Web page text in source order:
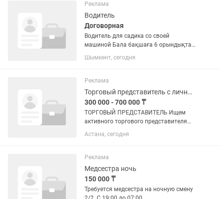
Реклама
Водитель
Договорная
Водитель для садика со своей
машиной Бала бақшаға 6 орындықтан
көп өз автокөлігі бар жүргізуші қажет
Шымкент, сегодня
Реклама
Торговый представитель с личным автомобилем
300 000 - 700 000 ₸
ТОРГОВЫЙ ПРЕДСТАВИТЕЛЬ Ищем
активного торгового представителя
для реализации продукции в
магазинах. Основные клиенты:
дома Магазины возле университетов
Магазины...
Астана, сегодня
Реклама
Медсестра ночь
150 000 ₸
Требуется медсестра на ночную смену